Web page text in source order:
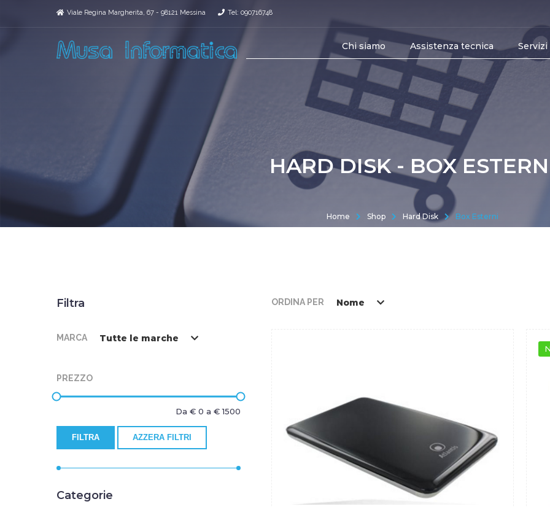
Viale Regina Margherita, 67 - 98121 Messina Tel: 090716748
Chi siamo Assistenza tecnica Servizi
HARD DISK - BOX
Home Shop Hard Disk Box Esterni
ORDINA PER Nome
Filtra
MARCA Tutte le marche
PREZZO
Da € 0 a €1500
FILTRA AZZERA FILTRI
Categorie